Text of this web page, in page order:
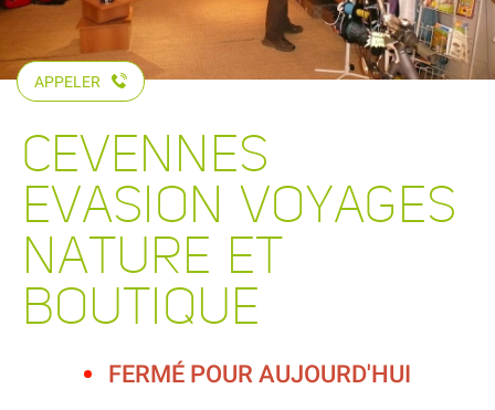
APPELER
CEVENNES
EVASION VOYAGES
NATURE ET
BOUTIQUE
FERMÉ POUR AUJOURD'HUI